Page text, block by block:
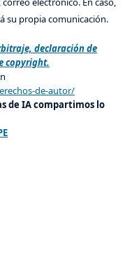
su propia comunicación.
declaración de
copyright.
de-autor/
de IA compartimos lo